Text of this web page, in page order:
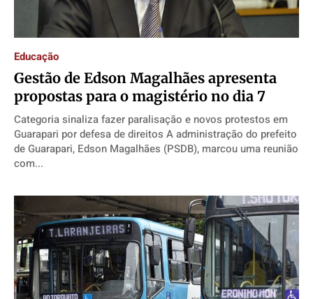
Educação
Gestão de Edson Magalhães apresenta
propostas para o magistério no dia 7
Categoria sinaliza fazer paralisação e novos protestos em
Guarapari por defesa de direitos A administração do prefeito
de Guarapari, Edson Magalhães (PSDB), marcou uma reunião
com...